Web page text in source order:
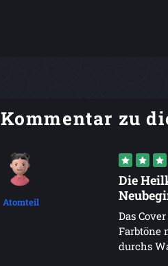
zu
Atomteil
Die
Das
Farbtöne
durchs